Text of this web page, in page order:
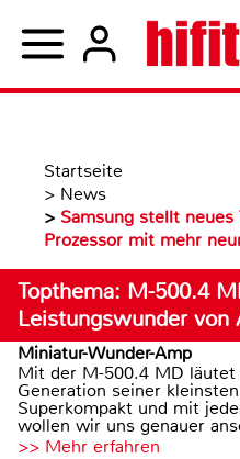
Startseite
> News
> Samsung stellt
Prozessor mit mehr
Topthema: M-500.4
Leistungswunder von
Miniatur-Wunder-Amp
Mit der M-500.4 MD
Generation seiner
Superkompakt und mit
wollen wir uns genauer
>> Mehr erfahren